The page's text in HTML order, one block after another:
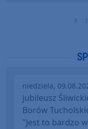
niedziela,
jubileusz
Borów
"Jest to bardzo